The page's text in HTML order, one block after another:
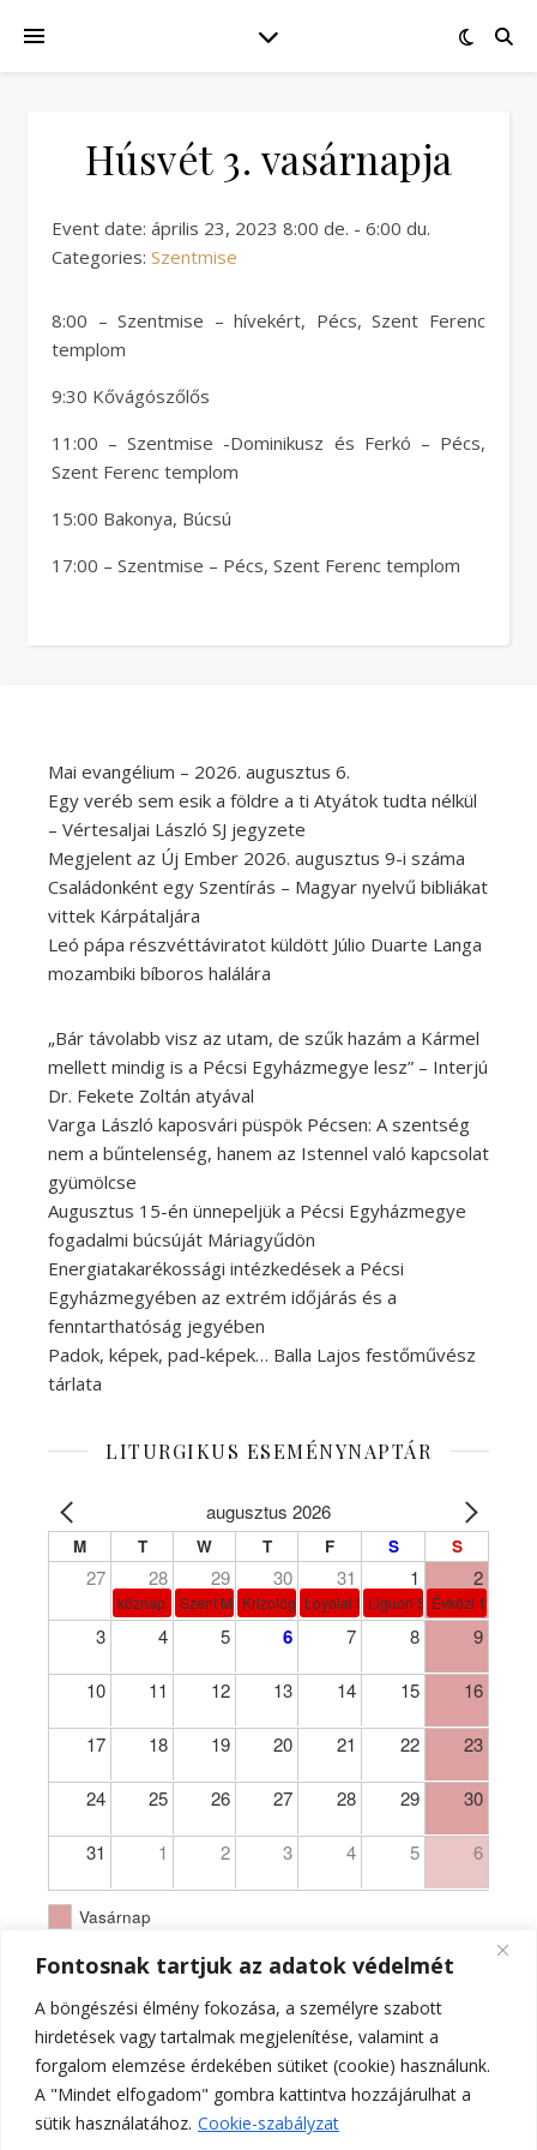
Fontosnak tartjuk az adatok védelmét
A böngészési élmény fokozása, a személyre szabott
hirdetések vagy tartalmak megjelenítése, valamint a
forgalom elemzése érdekében sütiket (cookie) használunk.
A "Mindet elfogadom" gombra kattintva hozzájárulhat a
sütik használatához. Cookie-szabályzat
Húsvét 3. vasárnapja
Event date: április 23, 2023 8:00 de. - 6:00 du.
Categories: Szentmise
8:00 – Szentmise – hívekért, Pécs, Szent Ferenc
templom
9:30 Kővágószőlős
11:00 – Szentmise -Dominikusz és Ferkó – Pécs,
Szent Ferenc templom
15:00 Bakonya, Búcsú
17:00 – Szentmise – Pécs, Szent Ferenc templom
Mai evangélium – 2026. augusztus 6.
Egy veréb sem esik a földre a ti Atyátok tudta nélkül
– Vértesaljai László SJ jegyzete
Megjelent az Új Ember 2026. augusztus 9-i száma
Családonként egy Szentírás – Magyar nyelvű bibliákat
vittek Kárpátaljára
Leó pápa részvéttáviratot küldött Júlio Duarte Langa
mozambiki bíboros halálára
„Bár távolabb visz az utam, de szűk hazám a Kármel
mellett mindig is a Pécsi Egyházmegye lesz” – Interjú
Dr. Fekete Zoltán atyával
Varga László kaposvári püspök Pécsen: A szentség
nem a bűntelenség, hanem az Istennel való kapcsolat
gyümölcse
Augusztus 15-én ünnepeljük a Pécsi Egyházmegye
fogadalmi búcsúját Máriagyűdön
Energiatakarékossági intézkedések a Pécsi
Egyházmegyében az extrém időjárás és a
fenntarthatóság jegyében
Padok, képek, pad-képek… Balla Lajos festőművész
tárlata
LITURGIKUS ESEMÉNYNAPTÁR
augusztus 2026
M T W T F S S
27 28 29 30 31 1 2
köznap Szent Márta, Mária és Lázár
Krizológ Szent Péter
Loyolai Szent IgnácLiguori Szent Alfonz pk-et.
Évközi 18.
3 4 5 6 7 8 9
10 11 12 13 14 15 16
17 18 19 20 21 22 23
24 25 26 27 28 29 30
31 1 2 3 4 5 6
Vasárnap